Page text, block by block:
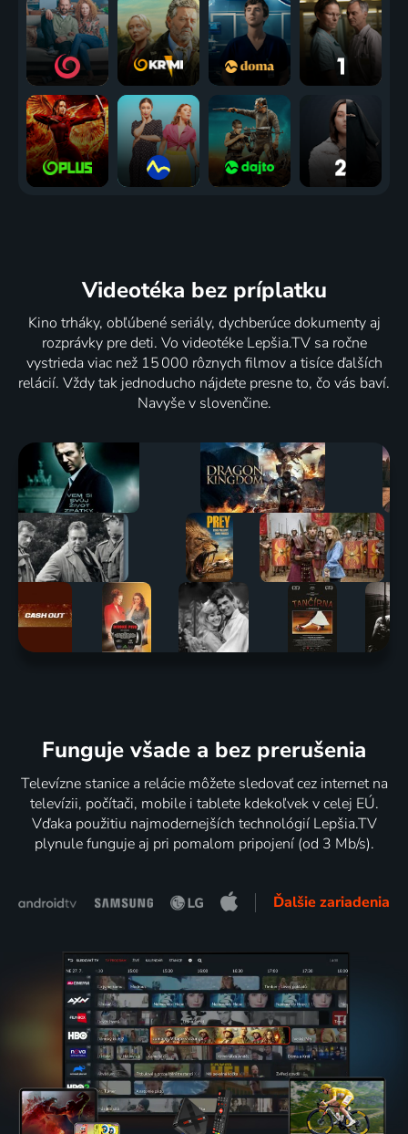
Videotéka bez príplatku
Kino trháky, obľúbené seriály, dychberúce dokumenty aj
rozprávky pre deti. Vo videotéke Lepšia.TV sa ročne
vystrieda viac než 15 000 rôznych filmov a tisíce ďalších
relácií. Vždy tak jednoducho nájdete presne to, čo vás baví.
Navyše v slovenčine.
Funguje všade a bez prerušenia
Televízne stanice a relácie môžete sledovať cez internet na
televízii, počítači, mobile i tablete kdekoľvek v celej EÚ.
Vďaka použitiu najmodernejších technológií Lepšia.TV
plynule funguje aj pri pomalom pripojení (od 3 Mb/s).
Ďalšie zariadenia